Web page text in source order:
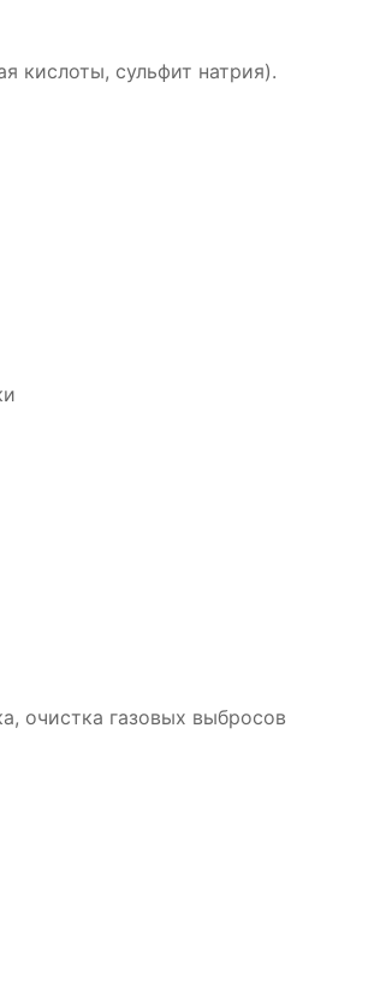
кислоты, сульфит натрия).
очистка газовых выбросов